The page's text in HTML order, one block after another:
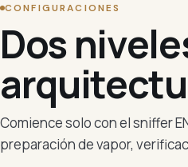
CONFIGURACIONES
Dos
Comience solo con el sniffer
preparación de vapor,